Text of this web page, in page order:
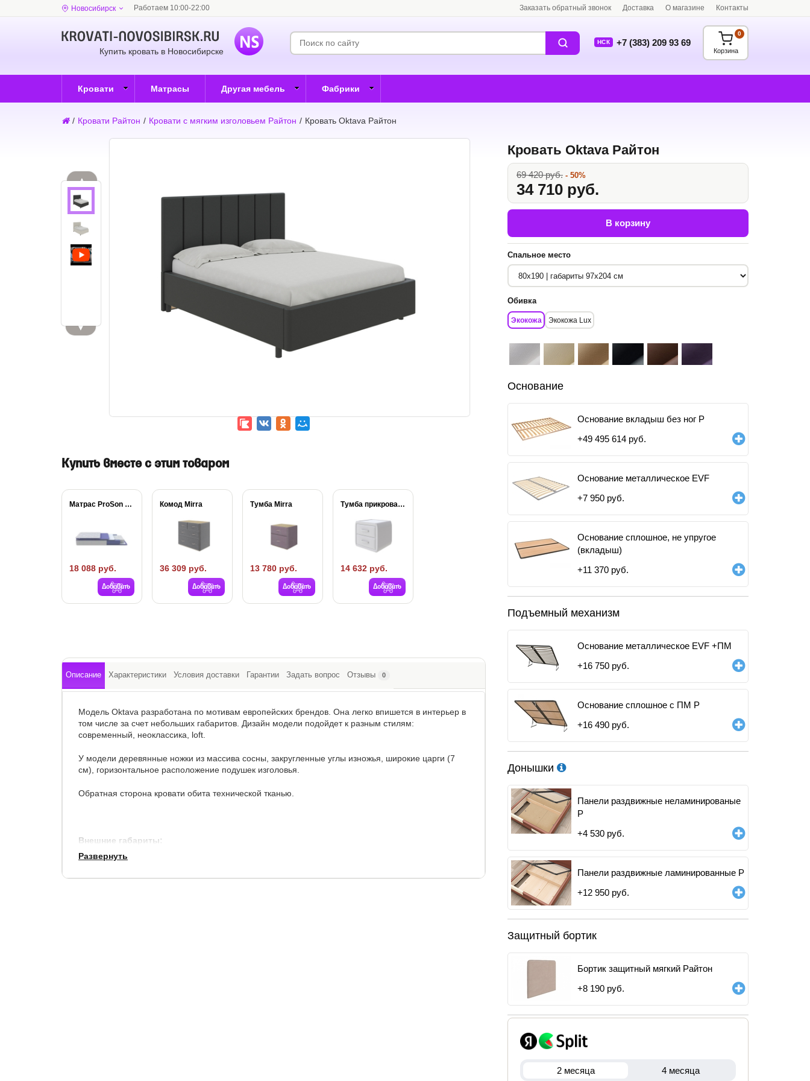
Новосибирск Работаем 10:00-22:00 Заказать обратный звонок Доставка О магазине Контакты
Купить кровать в Новосибирске
НСК +7 (383) 209 93 69
Корзина
0
Кровати Матрасы Другая мебель Фабрики
/ Кровати Райтон / Кровати с мягким изголовьем Райтон / Кровать Oktava Райтон
▲
▼
Кровать Oktava Райтон
69 420 руб. - 50%
34 710 руб.
В корзину
Спальное место
Обивка
Экокожа Экокожа Lux
Основание
Основание вкладыш без ног P
+49 495 614 руб.
Основание металлическое EVF
+7 950 руб.
Основание сплошное, не упругое
(вкладыш)
+11 370 руб.
Подъемный механизм
Основание металлическое EVF +ПМ
+16 750 руб.
Основание сплошное с ПМ Р
+16 490 руб.
Донышки
Панели раздвижные неламинированые
Р
+4 530 руб.
Панели раздвижные ламинированные Р
+12 950 руб.
Защитный бортик
Бортик защитный мягкий Райтон
+8 190 руб.
2 месяца 4 месяца
Купить вместе с этим товаром
Матрас ProSon Active...
18 088 руб.
Добавить
Комод Mirra
36 309 руб.
Добавить
Тумба Mirra
13 780 руб.
Добавить
Тумба прикроватная Comfy...
14 632 руб.
Добавить
Описание Характеристики Условия доставки Гарантии Задать вопрос Отзывы 0
Модель Oktava разработана по мотивам европейских брендов. Она легко впишется в интерьер в
том числе за счет небольших габаритов. Дизайн модели подойдет к разным стилям:
современный, неоклассика, loft.
У модели деревянные ножки из массива сосны, закругленные углы изножья, широкие царги (7
см), горизонтальное расположение подушек изголовья.
Обратная сторона кровати обита технической тканью.
Внешние габариты:
+ 17
+ 14 123 / 42
Развернуть